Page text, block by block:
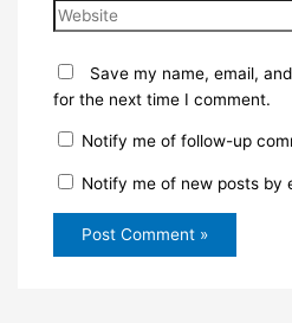
Website
Save my name, email,
for the next time I comment.
Notify me of follow-up
Notify me of new posts by